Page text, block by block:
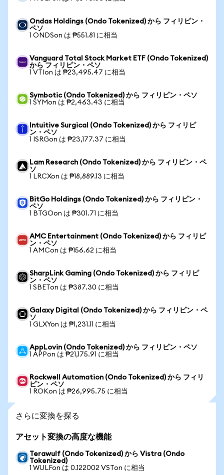
Ondas Holdings (Ondo Tokenized) から フィリピン・
ペソ
1 ONDSon は ₱551.81 に相当
Vanguard Total Stock Market ETF (Ondo Tokenized)
から フィリピン・ペソ
1 VTIon は ₱23,495.47 に相当
Symbotic (Ondo Tokenized) から フィリピン・ペソ
1 SYMon は ₱2,463.43 に相当
Intuitive Surgical (Ondo Tokenized) から フィリピ
ン・ペソ
1 ISRGon は ₱23,177.37 に相当
Lam Research (Ondo Tokenized) から フィリピン・ペ
ソ
1 LRCXon は ₱18,889.13 に相当
BitGo Holdings (Ondo Tokenized) から フィリピン・
ペソ
1 BTGOon は ₱301.71 に相当
AMC Entertainment (Ondo Tokenized) から フィリピ
ン・ペソ
1 AMCon は ₱156.62 に相当
SharpLink Gaming (Ondo Tokenized) から フィリピ
ン・ペソ
1 SBETon は ₱387.30 に相当
Galaxy Digital (Ondo Tokenized) から フィリピン・ペ
ソ
1 GLXYon は ₱1,231.11 に相当
AppLovin (Ondo Tokenized) から フィリピン・ペソ
1 APPon は ₱21,175.91 に相当
Rockwell Automation (Ondo Tokenized) から フィリ
ピン・ペソ
1 ROKon は ₱26,995.75 に相当
さらに変換を探る
アセット変換の高度な機能
Terawulf (Ondo Tokenized) から Vistra (Ondo
Tokenized)
1 WULFon は 0.122002 VSTon に相当